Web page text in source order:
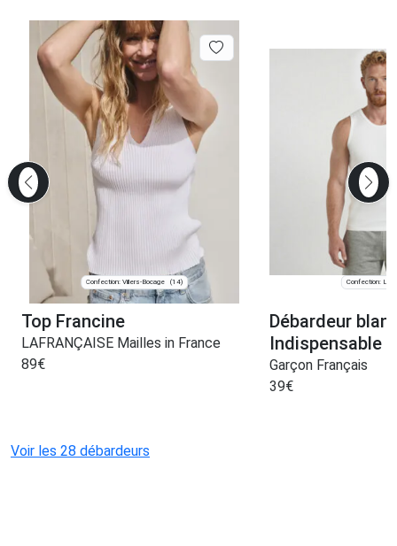
Confection: Villers-Bocage (14)
Top Francine
LAFRANÇAISE Mailles in France
89€
Confection:
Débardeur
Indispensable
Garçon Français
39€
Voir les 28 débardeurs